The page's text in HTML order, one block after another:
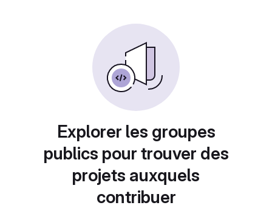
Explorer les groupes
publics pour trouver des
projets auxquels
contribuer